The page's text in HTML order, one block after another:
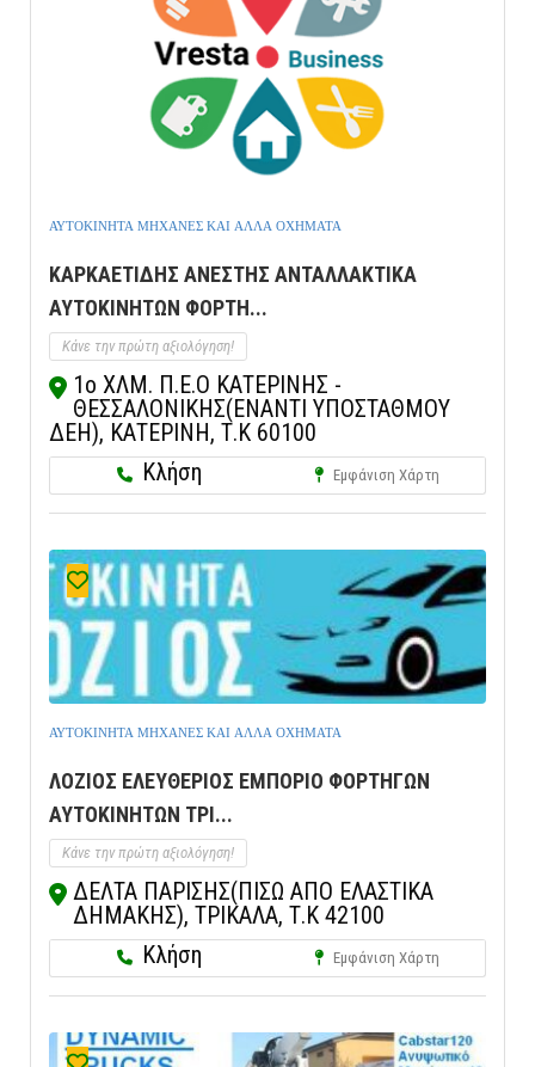
ΑΥΤΟΚΙΝΗΤΑ ΜΗΧΑΝΕΣ ΚΑΙ ΑΛΛΑ ΟΧΗΜΑΤΑ
ΚΑΡΚΑΕΤΙΔΗΣ ΑΝΕΣΤΗΣ ΑΝΤΑΛΛΑΚΤΙΚΑ
ΑΥΤΟΚΙΝΗΤΩΝ ΦΟΡΤΗ...
Κάνε την πρώτη αξιολόγηση!
1ο ΧΛΜ. Π.Ε.Ο ΚΑΤΕΡΙΝΗΣ -
ΘΕΣΣΑΛΟΝΙΚΗΣ(ΕΝΑΝΤΙ ΥΠΟΣΤΑΘΜΟΥ
ΔΕΗ), ΚΑΤΕΡΙΝΗ, Τ.Κ 60100
Κλήση
Εμφάνιση Χάρτη
ΑΥΤΟΚΙΝΗΤΑ ΜΗΧΑΝΕΣ ΚΑΙ ΑΛΛΑ ΟΧΗΜΑΤΑ
ΛΟΖΙΟΣ ΕΛΕΥΘΕΡΙΟΣ ΕΜΠΟΡΙΟ ΦΟΡΤΗΓΩΝ
ΑΥΤΟΚΙΝΗΤΩΝ ΤΡΙ...
Κάνε την πρώτη αξιολόγηση!
ΔΕΛΤΑ ΠΑΡΙΣΗΣ(ΠΙΣΩ ΑΠΟ ΕΛΑΣΤΙΚΑ
ΔΗΜΑΚΗΣ), ΤΡΙΚΑΛΑ, Τ.Κ 42100
Κλήση
Εμφάνιση Χάρτη